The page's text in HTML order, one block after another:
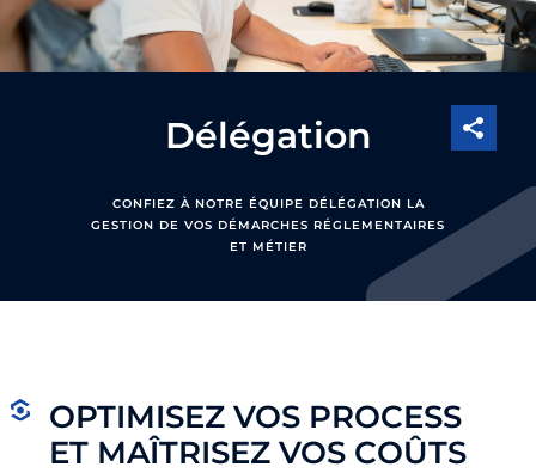
Délégation
CONFIEZ À NOTRE ÉQUIPE DÉLÉGATION LA
GESTION DE VOS DÉMARCHES RÉGLEMENTAIRES
ET MÉTIER
OPTIMISEZ VOS PROCESS
ET MAÎTRISEZ VOS COÛTS